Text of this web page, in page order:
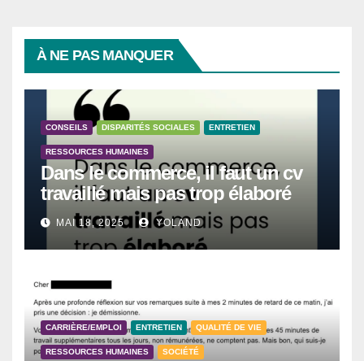
À NE PAS MANQUER
CONSEILS DISPARITÉS SOCIALES ENTRETIEN
RESSOURCES HUMAINES
Dans le commerce, il faut un cv
travaillé mais pas trop élaboré
MAI 18, 2025 YOLAND
CARRIÈRE/EMPLOI ENTRETIEN QUALITÉ DE VIE
RESSOURCES HUMAINES SOCIÉTÉ